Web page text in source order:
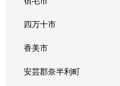
四万十市
香美市
安芸郡奈半利町